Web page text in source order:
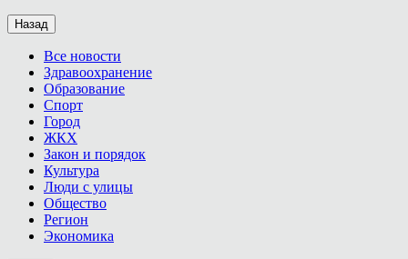
Назад
Все новости
Здравоохранение
Образование
Спорт
Город
ЖКХ
Закон и порядок
Культура
Люди с улицы
Общество
Регион
Экономика